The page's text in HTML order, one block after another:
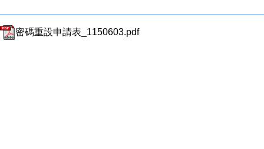
密碼重設申請表_1150603.pdf